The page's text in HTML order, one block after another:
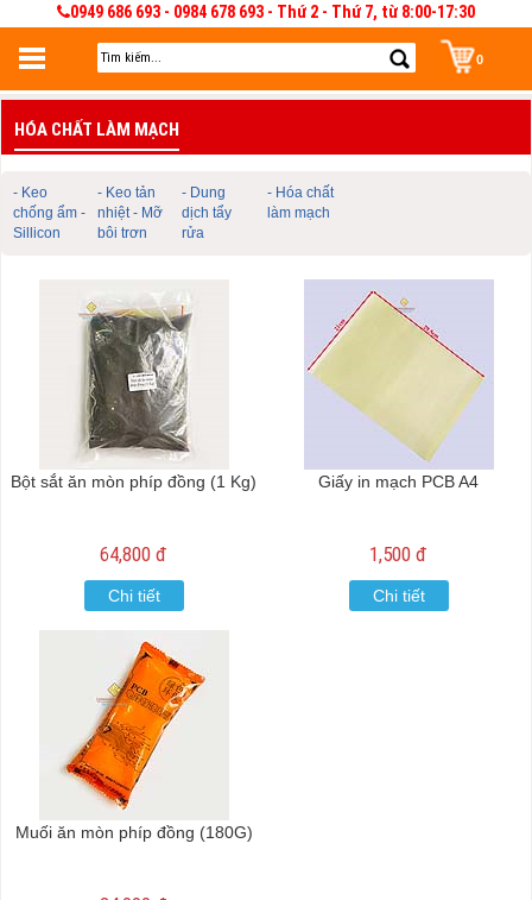
0949 686 693 - 0984 678 693 - Thứ 2 - Thứ 7, từ 8:00-17:30
0
Đăng nhập
Đăng nhập để lưu giỏ hàng 30 ngày. Có thể sửa và quản lý giỏ hàng và đơn
hàng
HÓA CHẤT LÀM MẠCH
- Keo
chống ẩm -
Sillicon
- Keo tản
nhiệt - Mỡ
bôi trơn
- Dung
dịch tẩy
rửa
- Hóa chất
làm mạch
Bột sắt ăn mòn phíp đồng (1 Kg)
64,800 đ
Chi tiết
Giấy in mạch PCB A4
1,500 đ
Chi tiết
Muối ăn mòn phíp đồng (180G)